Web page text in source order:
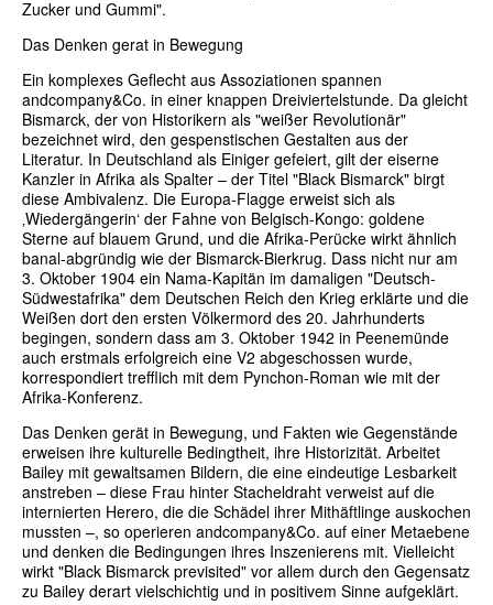
Zucker und Gummi".
Das Denken gerat in Bewegung
Ein komplexes Geflecht aus Assoziationen spannen
andcompany&Co. in einer knappen Dreiviertelstunde. Da gleicht
Bismarck, der von Historikern als "weißer Revolutionär"
bezeichnet wird, den gespenstischen Gestalten aus der
Literatur. In Deutschland als Einiger gefeiert, gilt der eiserne
Kanzler in Afrika als Spalter – der Titel "Black Bismarck" birgt
diese Ambivalenz. Die Europa-Flagge erweist sich als
‚Wiedergängerin‘ der Fahne von Belgisch-Kongo: goldene
Sterne auf blauem Grund, und die Afrika-Perücke wirkt ähnlich
banal-abgründig wie der Bismarck-Bierkrug. Dass nicht nur am
3. Oktober 1904 ein Nama-Kapitän im damaligen "Deutsch-
Südwestafrika" dem Deutschen Reich den Krieg erklärte und die
Weißen dort den ersten Völkermord des 20. Jahrhunderts
begingen, sondern dass am 3. Oktober 1942 in Peenemünde
auch erstmals erfolgreich eine V2 abgeschossen wurde,
korrespondiert trefflich mit dem Pynchon-Roman wie mit der
Afrika-Konferenz.
Das Denken gerät in Bewegung, und Fakten wie Gegenstände
erweisen ihre kulturelle Bedingtheit, ihre Historizität. Arbeitet
Bailey mit gewaltsamen Bildern, die eine eindeutige Lesbarkeit
anstreben – diese Frau hinter Stacheldraht verweist auf die
internierten Herero, die die Schädel ihrer Mithäftlinge auskochen
mussten –, so operieren andcompany&Co. auf einer Metaebene
und denken die Bedingungen ihres Inszenierens mit. Vielleicht
wirkt "Black Bismarck previsited" vor allem durch den Gegensatz
zu Bailey derart vielschichtig und in positivem Sinne aufgeklärt.